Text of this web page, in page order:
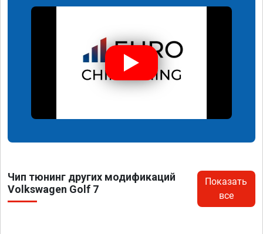
Чип тюнинг других модификаций
Volkswagen Golf 7
Показать
все